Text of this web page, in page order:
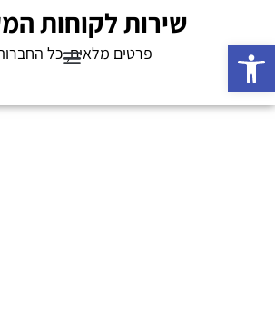
פתח סרגל נגישות
שירות לקוחות
פרטים מלאים, כל